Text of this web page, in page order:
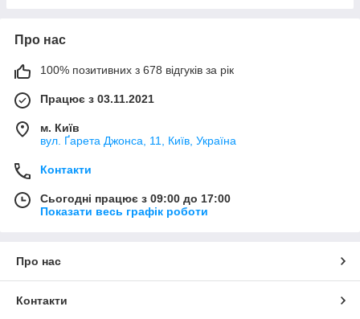
Про нас
100% позитивних з 678 відгуків за рік
Працює з 03.11.2021
м. Київ
вул. Ґарета Джонса, 11, Київ, Україна
Контакти
Сьогодні працює з 09:00 до 17:00
Показати весь графік роботи
Про нас
Контакти